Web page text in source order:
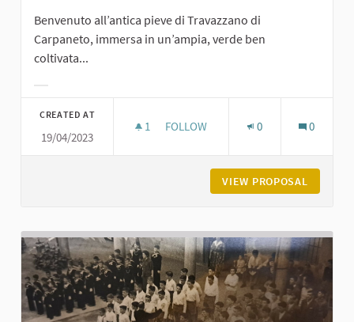
Benvenuto all’antica pieve di Travazzano di
Carpaneto, immersa in un’ampia, verde ben
coltivata...
CREATED AT
19/04/2023
1 1 FOLLOWER
FOLLOW 0 0
VIEW PROPOSAL